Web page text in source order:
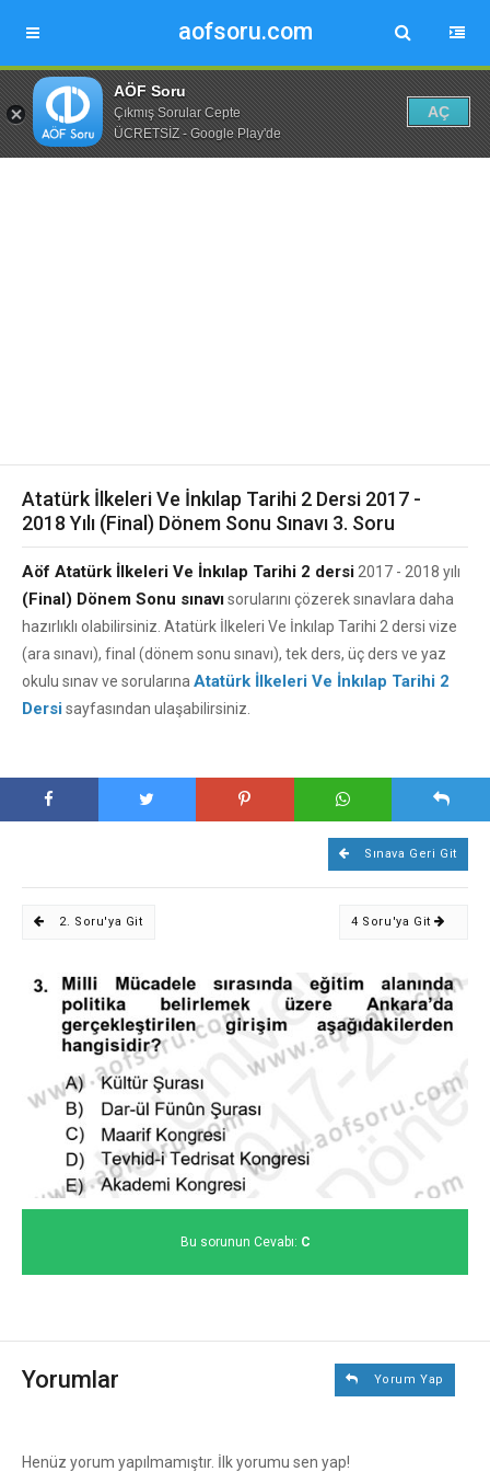
aofsoru.com
AÖF Soru
Çıkmış Sorular Cepte
ÜCRETSİZ - Google Play'de
AÇ
Atatürk İlkeleri Ve İnkılap Tarihi 2 Dersi 2017 -
2018 Yılı (Final) Dönem Sonu Sınavı 3. Soru
Aöf Atatürk İlkeleri Ve İnkılap Tarihi 2 dersi 2017 - 2018 yılı
(Final) Dönem Sonu sınavısorularını çözerek sınavlara daha
hazırlıklı olabilirsiniz. Atatürk İlkeleri Ve İnkılap Tarihi 2 dersi vize
(ara sınavı), final (dönem sonu sınavı), tek ders, üç ders ve yaz
okulu sınav ve sorularına Atatürk İlkeleri Ve İnkılap Tarihi 2
Dersisayfasından ulaşabilirsiniz.
Sınava Geri Git
2. Soru'ya Git 4 Soru'ya Git
Bu sorunun Cevabı: C
Yorumlar Yorum Yap
Henüz yorum yapılmamıştır. İlk yorumu sen yap!